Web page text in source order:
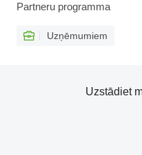
Partneru programma
Uzņēmumiem
Uzstādiet